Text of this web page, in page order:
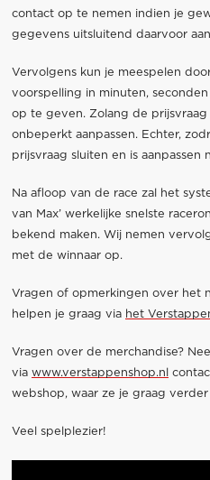
contact op te nemen indien je
gegevens uitsluitend daarvoor
Vervolgens kun je meespelen
voorspelling in minuten,
op te geven. Zolang de
onbeperkt aanpassen. Echter,
prijsvraag sluiten en is aanpassen
Na afloop van de race zal het
van Max’ werkelijke snelste
bekend maken. Wij nemen
met de winnaar op.
Vragen of opmerkingen over het
helpen je graag via het
Vragen over de merchandise?
via www.verstappenshop.nl
webshop, waar ze je graag
Veel spelplezier!